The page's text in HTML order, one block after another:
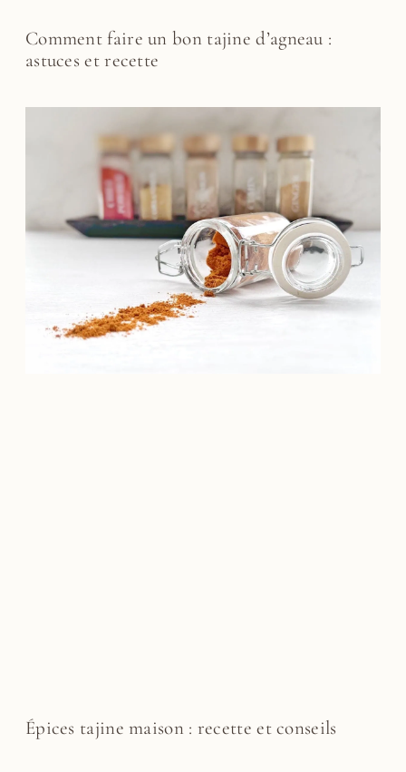
Comment faire un bon tajine d’agneau :
astuces et recette
Épices tajine maison : recette et conseils